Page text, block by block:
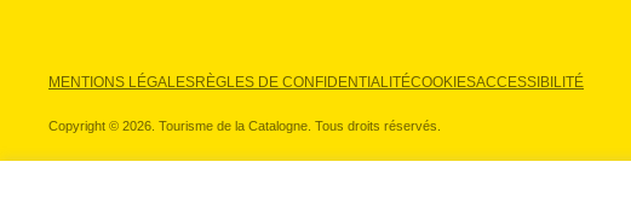
MENTIONS LÉGALESRÈGLES DE CONFIDENTIALITÉCOOKIESACCESSIBILITÉ
Copyright © 2026. Tourisme de la Catalogne. Tous droits réservés.